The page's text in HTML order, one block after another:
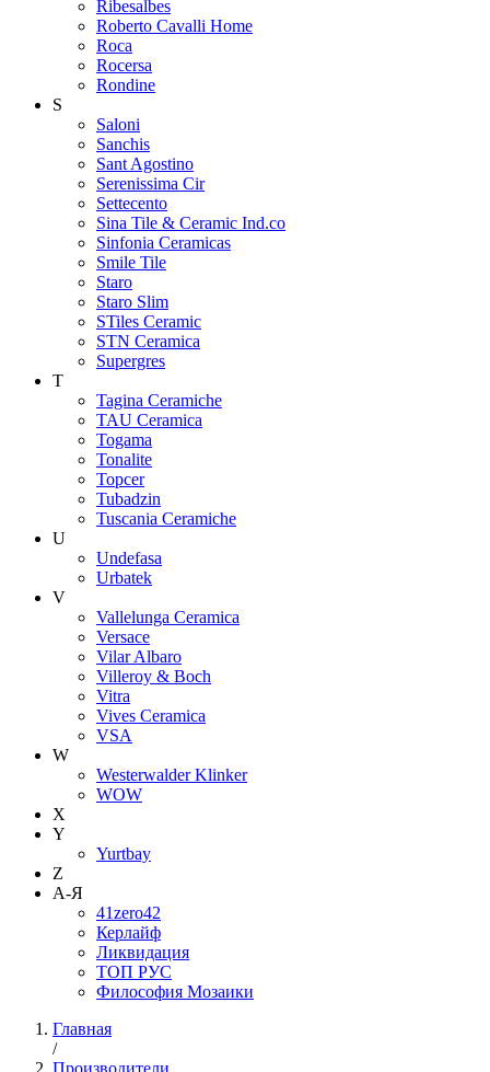
Ribesalbes
Roberto Cavalli Home
Roca
Rocersa
Rondine
S
Saloni
Sanchis
Sant Agostino
Serenissima Cir
Settecento
Sina Tile & Ceramic Ind.co
Sinfonia Ceramicas
Smile Tile
Staro
Staro Slim
STiles Ceramic
STN Ceramica
Supergres
T
Tagina Ceramiche
TAU Ceramica
Togama
Tonalite
Topcer
Tubadzin
Tuscania Ceramiche
U
Undefasa
Urbatek
V
Vallelunga Ceramica
Versace
Vilar Albaro
Villeroy & Boch
Vitra
Vives Ceramica
VSA
W
Westerwalder Klinker
WOW
X
Y
Yurtbay
Z
А-Я
41zero42
Керлайф
Ликвидация
ТОП РУС
Философия Мозаики
Главная
/
Производители